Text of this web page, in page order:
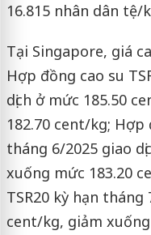
16.815 nhân dân tệ/
Tại Singapore, giá
Hợp đồng cao su
dịch ở mức 185.50
182.70 cent/kg; Hợp
tháng 6/2025 giao
xuống mức 183.20
TSR20 kỳ hạn tháng
cent/kg, giảm